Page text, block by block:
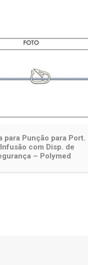
para Punção para Port.
com Disp. de
– Polymed